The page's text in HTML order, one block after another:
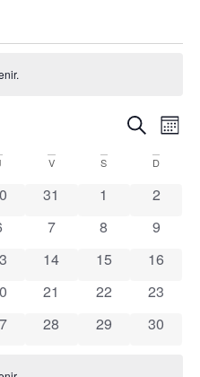
de
vues
Recherche
Mois
V S D
0 évènements
31 0 évènements
1 0
2
évènements0 évènements
7 0 évènements
8 0
9
0 évènements
14 0 évènements
15 0
16
0 évènements
21 0 évènements
22 0
23
0 évènements
28 0 évènements
29 0
30